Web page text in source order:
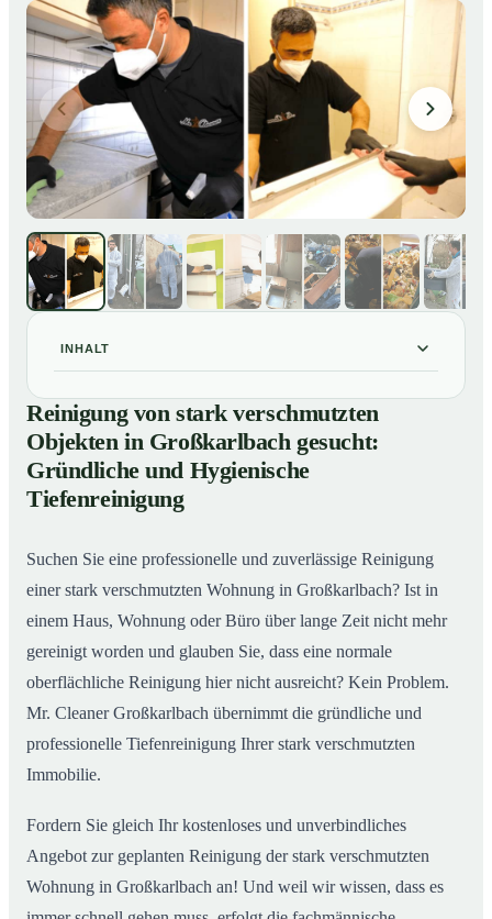
INHALT
01Reinigung von stark verschmutzten Objekten in
Großkarlbach gesucht: Gründliche und Hygienische
Tiefenreinigung
02So reinigen unsere Profis stark verschmutzte
Wohnungen in Großkarlbach
Reinigung von stark verschmutzten
Objekten in Großkarlbach gesucht:
Gründliche und Hygienische
Tiefenreinigung
Suchen Sie eine professionelle und zuverlässige Reinigung
einer stark verschmutzten Wohnung in Großkarlbach? Ist in
einem Haus, Wohnung oder Büro über lange Zeit nicht mehr
gereinigt worden und glauben Sie, dass eine normale
oberflächliche Reinigung hier nicht ausreicht? Kein Problem.
Mr. Cleaner Großkarlbach übernimmt die gründliche und
professionelle Tiefenreinigung Ihrer stark verschmutzten
Immobilie.
Fordern Sie gleich Ihr kostenloses und unverbindliches
Angebot zur geplanten Reinigung der stark verschmutzten
Wohnung in Großkarlbach an! Und weil wir wissen, dass es